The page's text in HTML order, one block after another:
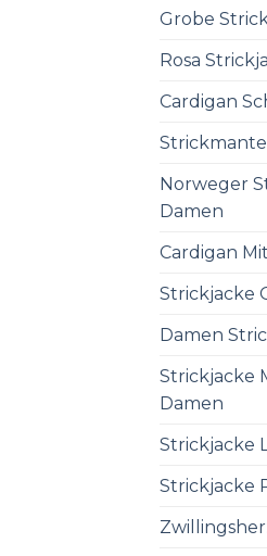
Grobe
Rosa
Cardigan
Norweger
Damen
Cardigan
Strickjacke
Damen
Strickjacke
Damen
Strickjacke
Strickjacke